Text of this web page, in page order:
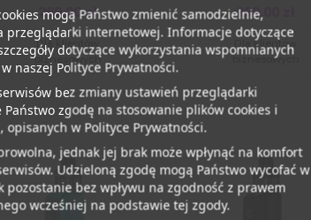
269,00 zł
Dla klientów
biznesowych
269,00 zł
Dla klientów
biznesowych
mogą Państwo zmienić samodzielnie,
przeglądarki internetowej. Informacje dotyczące
dotyczące wykorzystania wspomnianych
naszej Polityce Prywatności.
bez zmiany ustawień przeglądarki
zgodę na stosowanie plików cookies i
w Polityce Prywatności.
jednak jej brak może wpłynąć na komfort
Udzieloną zgodę mogą Państwo wycofać w
pozostanie bez wpływu na zgodność z prawem
wcześniej na podstawie tej zgody.